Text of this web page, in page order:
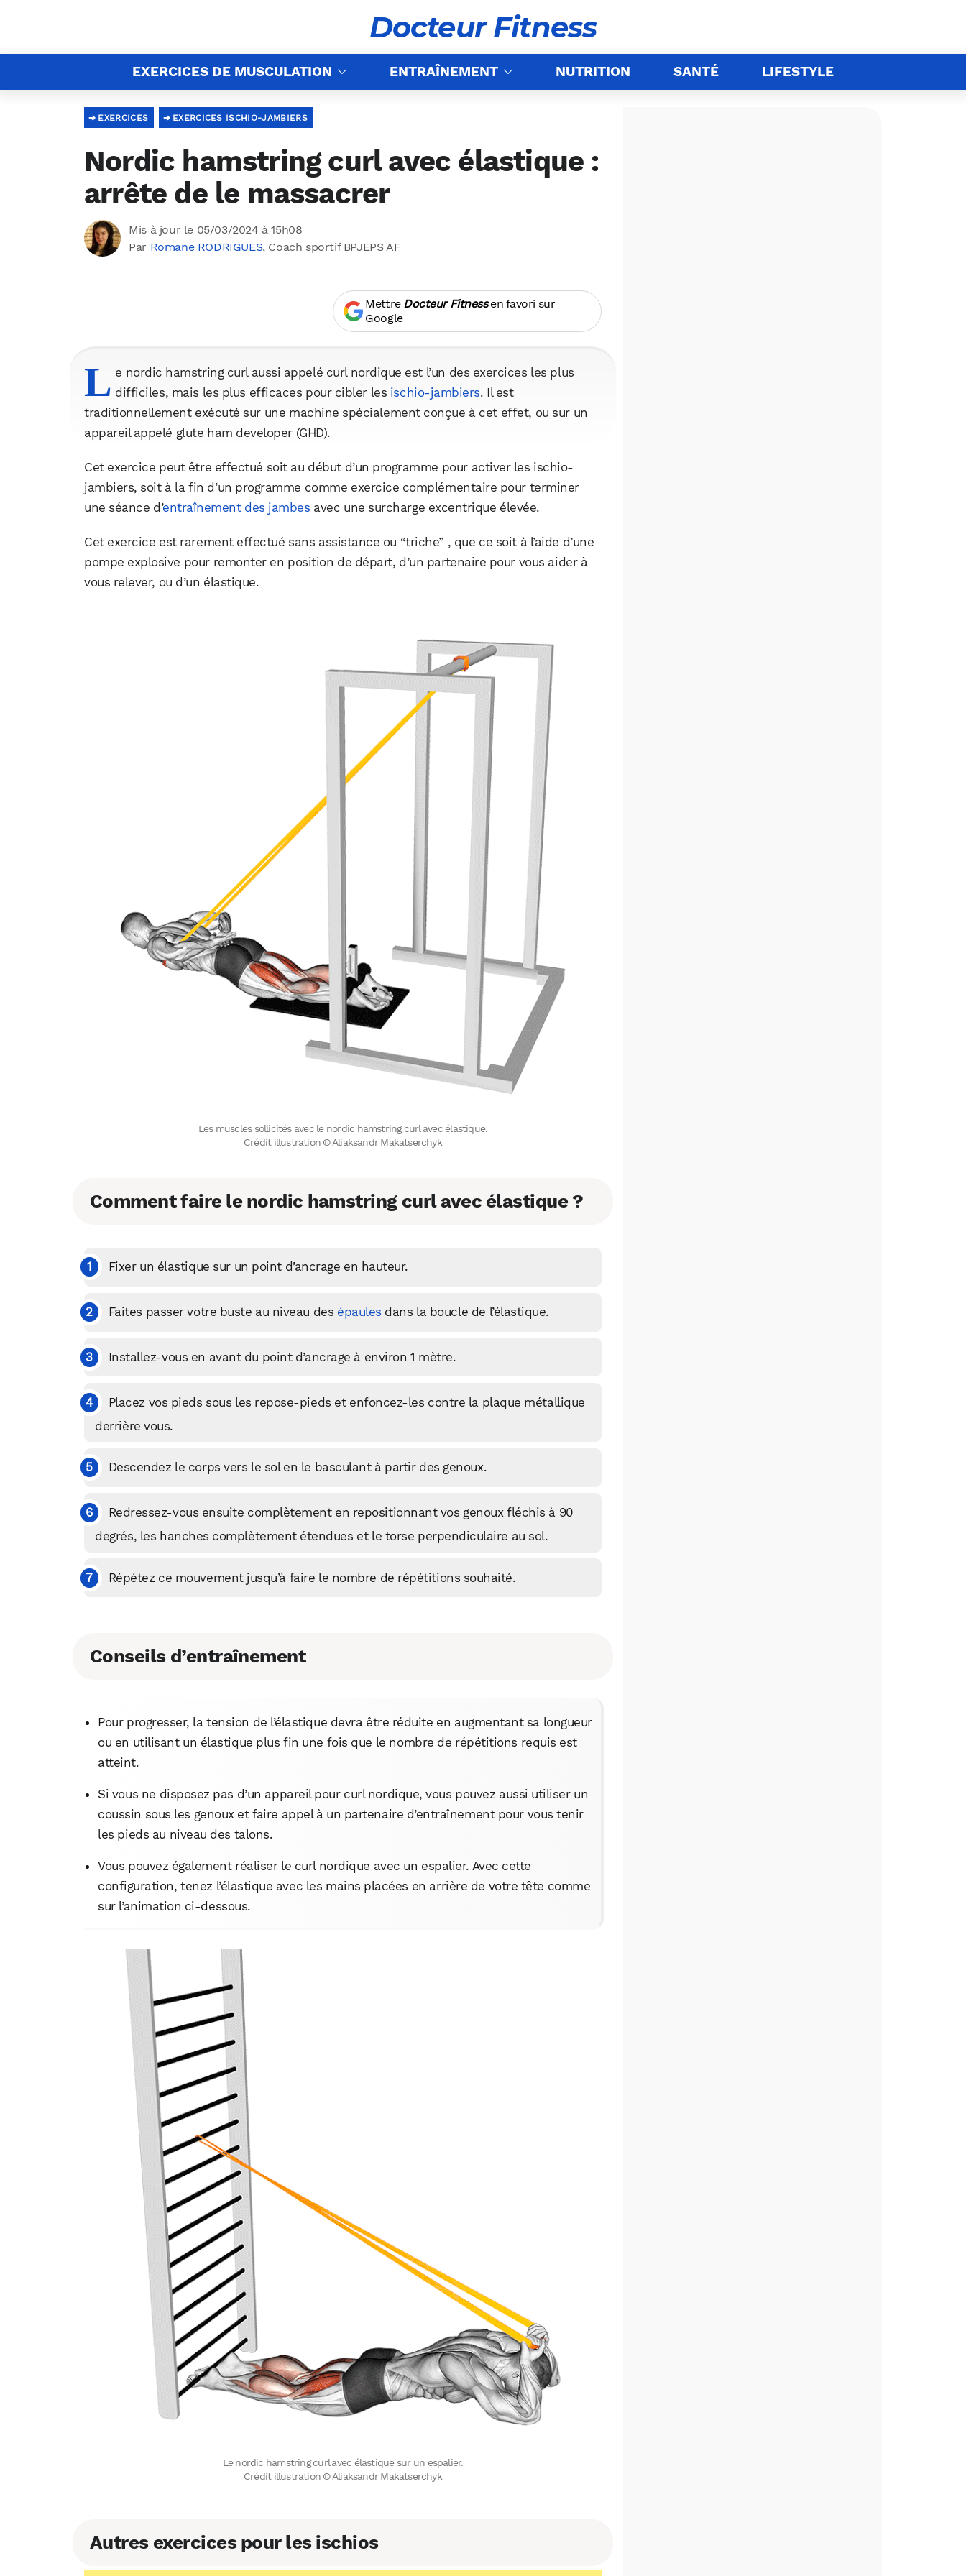
Docteur Fitness
EXERCICES DE MUSCULATION ENTRAÎNEMENT NUTRITION SANTÉ LIFESTYLE
EXERCICES ISCHIO-JAMBIERS
EXERCICES
Nordic hamstring curl avec élastique :
arrête de le massacrer
Mis à jour le 05/03/2024 à 15h08
Par Romane RODRIGUES, Coach sportif BPJEPS AF
Mettre Docteur Fitnessen favori sur
Google
L e nordic hamstring curl aussi appelé curl nordique est l’un des exercices les plus
difficiles, mais les plus efficaces pour cibler les ischio-jambiers. Il est
traditionnellement exécuté sur une machine spécialement conçue à cet effet, ou sur un
appareil appelé glute ham developer (GHD).
Cet exercice peut être effectué soit au début d’un programme pour activer les ischio-
jambiers, soit à la fin d’un programme comme exercice complémentaire pour terminer
une séance d’entraînement des jambes avec une surcharge excentrique élevée.
Cet exercice est rarement effectué sans assistance ou “triche” , que ce soit à l’aide d’une
pompe explosive pour remonter en position de départ, d’un partenaire pour vous aider à
vous relever, ou d’un élastique.
Les muscles sollicités avec le nordic hamstring curl avec élastique.
Crédit illustration © Aliaksandr Makatserchyk
Comment faire le nordic hamstring curl avec élastique ?
Fixer un élastique sur un point d’ancrage en hauteur.
Faites passer votre buste au niveau des épaules dans la boucle de l’élastique.
Installez-vous en avant du point d’ancrage à environ 1 mètre.
Placez vos pieds sous les repose-pieds et enfoncez-les contre la plaque métallique
derrière vous.
Descendez le corps vers le sol en le basculant à partir des genoux.
Redressez-vous ensuite complètement en repositionnant vos genoux fléchis à 90
degrés, les hanches complètement étendues et le torse perpendiculaire au sol.
Répétez ce mouvement jusqu’à faire le nombre de répétitions souhaité.
Conseils d’entraînement
Pour progresser, la tension de l’élastique devra être réduite en augmentant sa longueur
ou en utilisant un élastique plus fin une fois que le nombre de répétitions requis est
atteint.
Si vous ne disposez pas d’un appareil pour curl nordique, vous pouvez aussi utiliser un
coussin sous les genoux et faire appel à un partenaire d’entraînement pour vous tenir
les pieds au niveau des talons.
Vous pouvez également réaliser le curl nordique avec un espalier. Avec cette
configuration, tenez l’élastique avec les mains placées en arrière de votre tête comme
sur l’animation ci-dessous.
Le nordic hamstring curl avec élastique sur un espalier.
Crédit illustration © Aliaksandr Makatserchyk
Autres exercices pour les ischios